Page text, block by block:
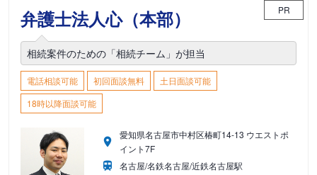
弁護士法人心（本部） PR
相続案件のための「相続チーム」が担当
電話相談可能 初回面談無料
土日面談可能
18時以降面談可能
愛知県名古屋市中村区椿町14-13 ウエストポ
イント7F
名古屋/名鉄名古屋/近鉄名古屋駅